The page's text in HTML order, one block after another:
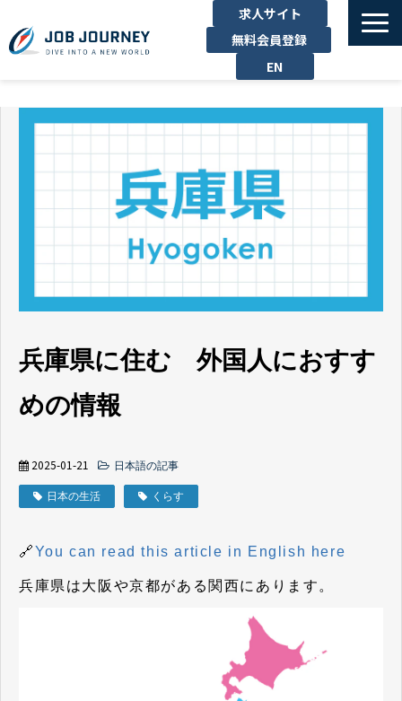
求人サイト
無料会員登録
EN
たのしむ
くらす
はたらく
勉強する
運営企業
兵庫県に住む 外国人におすす
めの情報
2025-01-21 日本語の記事
日本の生活 くらす
🔗You can read this article in English here
兵庫県は大阪や京都がある関西にあります。